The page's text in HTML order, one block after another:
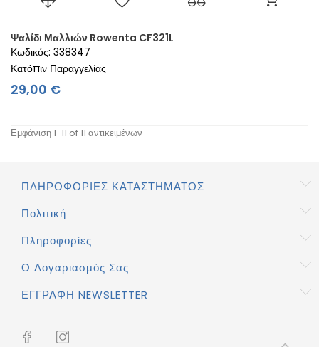
Ψαλίδι Μαλλιών Rowenta CF321L
Κωδικός: 338347
Κατόπιν Παραγγελίας
29,00 €Τιμή
Εμφάνιση 1-11 of 11 αντικειμένων
ΠΛΗΡΟΦΟΡΊΕΣ ΚΑΤΑΣΤΉΜΑΤΟΣ
Πολιτική
Πληροφορίες
Ο Λογαριασμός Σας
ΕΓΓΡΑΦΉ NEWSLETTER